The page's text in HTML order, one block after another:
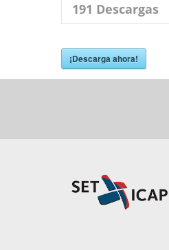
191 Descargas
¡Descarga ahora!